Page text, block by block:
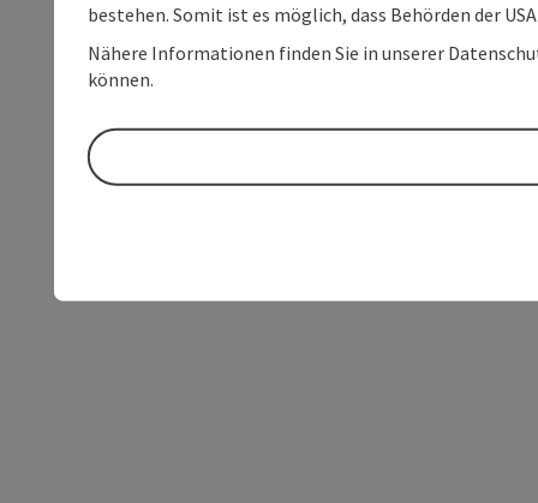
bestehen. Somit ist es möglich, dass Behörden der
Nähere Informationen finden Sie in unserer
können.